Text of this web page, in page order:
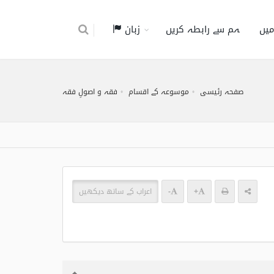
ہم سے رابطہ کریں زبان
صفحہ رئیسی موسوعہ کے اقسام فقہ و اصولِ فقہ
+
- اعراب کے ساتھ دیکھیں